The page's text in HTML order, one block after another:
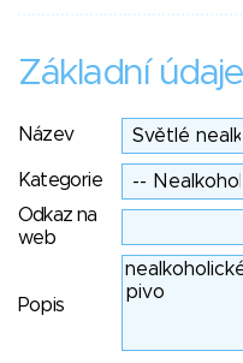
Základní údaje
Název
Kategorie
Odkaz na
web
Popis